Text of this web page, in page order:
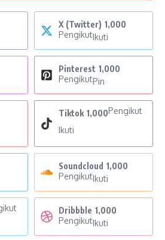
X (Twitter) 1,000
PengikutIkuti
Pinterest 1,000
PengikutPin
Tiktok 1,000Pengikut
Ikuti
Soundcloud 1,000
PengikutIkuti
Dribbble 1,000
PengikutIkuti